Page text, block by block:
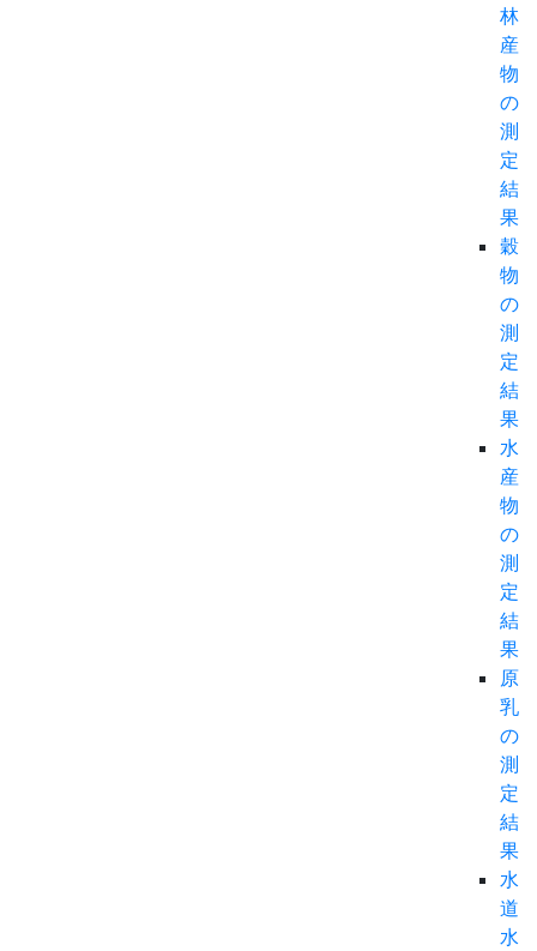
林
産
物
の
測
定
結
果
穀
物
の
測
定
結
果
水
産
物
の
測
定
結
果
原
乳
の
測
定
結
果
水
道
水